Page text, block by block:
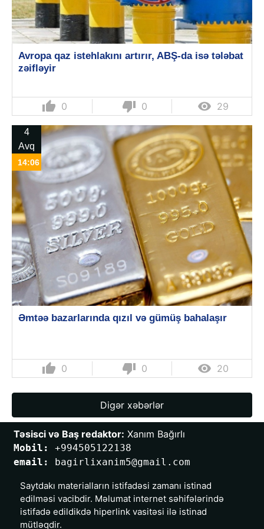
Avropa qaz istehlakını artırır, ABŞ-da isə tələbat
zəifləyir
thumb_up 0 thumb_down 0  29
4
Avq
14:06
Əmtəə bazarlarında qızıl və gümüş bahalaşır
thumb_up 0 thumb_down 0  20
Digər xəbərlər
Təsisci və Baş redaktor: Xanım Bağırlı
Mobil: +994505122138
email:
bagirlixanim5@gmail.com
Saytdakı materialların istifadəsi zamanı istinad
edilməsi vacibdir. Məlumat internet səhifələrində
istifadə edildikdə hiperlink vasitəsi ilə istinad
mütləqdir.